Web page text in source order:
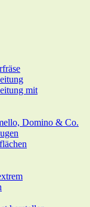
mit
Domino & Co.